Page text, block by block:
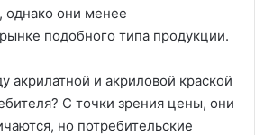
однако они менее
подобного типа продукции.
акрилатной и акриловой краской
С точки зрения цены, они
но потребительские